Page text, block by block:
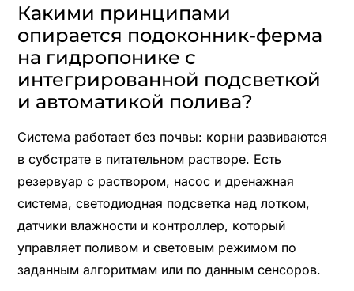
Какими принципами
опирается подоконник-ферма
на гидропонике с
интегрированной подсветкой
и автоматикой полива?
Система работает без почвы: корни развиваются
в субстрате в питательном растворе. Есть
резервуар с раствором, насос и дренажная
система, светодиодная подсветка над лотком,
датчики влажности и контроллер, который
управляет поливом и световым режимом по
заданным алгоритмам или по данным сенсоров.